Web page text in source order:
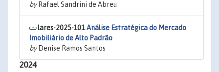
byRafael Sandrini de Abreu
lares-2025-101Análise Estratégica do Mercado
Imobiliário de Alto Padrão
byDenise Ramos Santos
2024